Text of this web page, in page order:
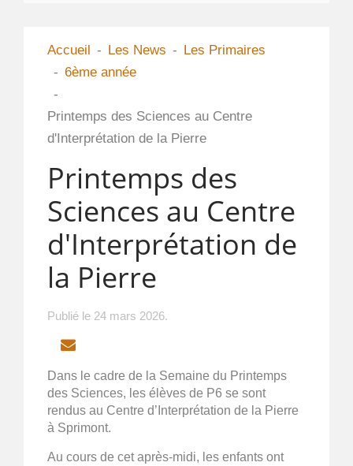
Accueil Les News
Les Primaires
6ème année
Printemps des Sciences au Centre
d'Interprétation de la Pierre
Printemps des
Sciences au Centre
d'Interprétation de
la Pierre
Publié le 24 mars 2026.
EMAIL
Dans le cadre de la Semaine du Printemps
des Sciences, les élèves de P6 se sont
rendus au Centre d’Interprétation de la Pierre
à Sprimont.
Au cours de cet après-midi, les enfants ont